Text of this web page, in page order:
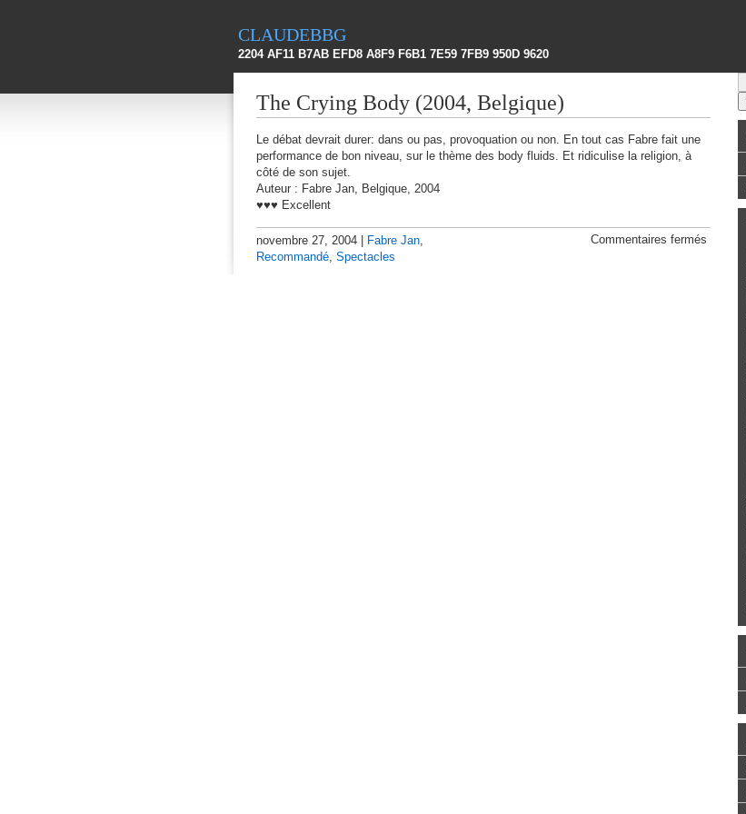
claudebbg
2204 AF11 B7AB EFD8 A8F9 F6B1 7E59 7FB9 950D 9620
The Crying Body (2004, Belgique)
Le débat devrait durer: dans ou pas, provoquation ou non. En tout cas Fabre fait une
performance de bon niveau, sur le thème des body fluids. Et ridiculise la religion, à
côté de son sujet.
Auteur : Fabre Jan, Belgique, 2004
♥♥♥ Excellent
novembre 27, 2004 | Fabre Jan,
Recommandé, Spectacles
Commentaires fermés